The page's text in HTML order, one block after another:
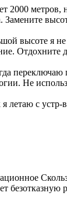
2000 метров,
высоте я
Отдохните
переключаю
Не
летаю с устр-